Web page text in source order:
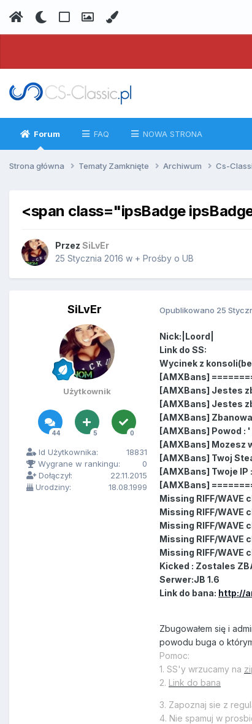
Forum FAQ NOWA STRONA
Strona główna Tematy Zamknięte Archiwum Cs-
<span class="ipsBadge
Przez SiLvEr
25 Stycznia 2016 w + Prośby o UB
SiLvEr
Użytkownik
44 5 0
Id Użytkownika:
18831
Wygrane w rankingu:
0
Dołączył:
22.11.2015
Urodziny:
18.08.1999
Opublikowano 25
Nick:|Loord|
Link do SS:
Wycinek z
[AMXBans]
[AMXBans] Jestes
[AMXBans] Jestes
[AMXBans]
[AMXBans] Powod :
[AMXBans] Mozesz
[AMXBans] Twoj
[AMXBans] Twoje IP
[AMXBans]
Missing RIFF/WAVE
Missing RIFF/WAVE
Missing RIFF/WAVE
Missing RIFF/WAVE
Missing RIFF/WAVE
Kicked : Zostales
Serwer:JB 1.6
Link do bana: http://
Zbugowałem się i
powodu buga o
Pomoc:
1. SS'y wrzucamy na
2. Link do bana
3. Zapoznaj sie z
4. Nie spamuj w